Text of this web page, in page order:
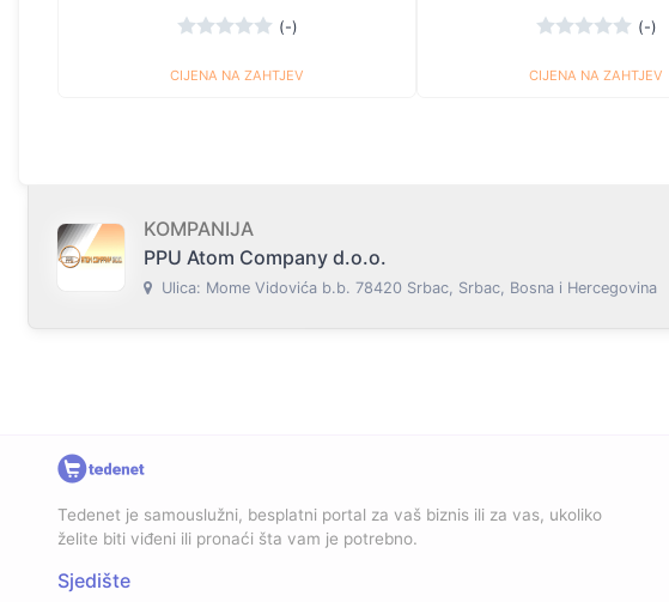
(-)
CIJENA NA ZAHTJEV
(-)
CIJENA NA ZAHTJEV
KOMPANIJA
PPU Atom Company d.o.o.
Ulica: Mome Vidovića b.b. 78420 Srbac, Srbac, Bosna i Hercegovina
Tedenet je samouslužni, besplatni portal za vaš biznis ili za vas, ukoliko
želite biti viđeni ili pronaći šta vam je potrebno.
Sjedište